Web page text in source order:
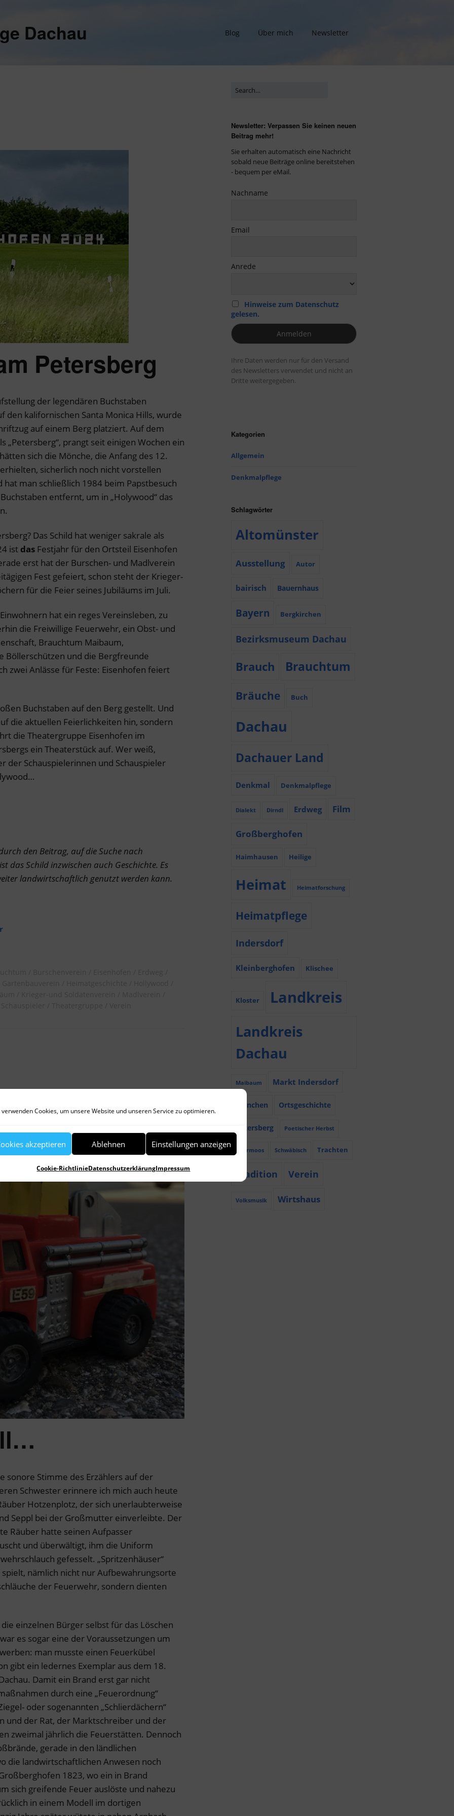
verwenden Cookies, um unsere Website und unseren Service zu optimieren.
akzeptieren Ablehnen Einstellungen anzeigen
Cookie-RichtlinieDatenschutzerklärungImpressum
Dachau Blog Über mich Newsletter
Petersberg
der legendären Buchstaben
den kalifornischen Santa Monica Hills, wurde
auf einem Berg platziert. Auf dem
„Petersberg“, prangt seit einigen Wochen ein
sich die Mönche, die Anfang des 12.
sicherlich noch nicht vorstellen
man schließlich 1984 beim Papstbesuch
entfernt, um in „Holywood“ das
Das Schild hat weniger sakrale als
ist das Festjahr für den Ortsteil Eisenhofen
erst hat der Burschen- und Madlverein
Fest gefeiert, schon steht der Krieger-
für die Feier seines Jubiläums im Juli.
hat ein reges Vereinsleben, zu
die Freiwillige Feuerwehr, ein Obst- und
Brauchtum Maibaum,
Böllerschützen und die Bergfreunde
zwei Anlässe für Feste: Eisenhofen feiert
Buchstaben auf den Berg gestellt. Und
die aktuellen Feierlichkeiten hin, sondern
die Theatergruppe Eisenhofen im
ein Theaterstück auf. Wer weiß,
der Schauspielerinnen und Schauspieler
den Beitrag, auf die Suche nach
das Schild inzwischen auch Geschichte. Es
landwirtschaftlich genutzt werden kann.
sonore Stimme des Erzählers auf der
Schwester erinnere ich mich auch heute
Hotzenplotz, der sich unerlaubterweise
Seppl bei der Großmutter einverleibte. Der
Räuber hatte seinen Aufpasser
und überwältigt, ihm die Uniform
gefesselt. „Spritzenhäuser“
nämlich nicht nur Aufbewahrungsorte
der Feuerwehr, sondern dienten
einzelnen Bürger selbst für das Löschen
es sogar eine der Voraussetzungen um
man musste einen Feuerkübel
gibt ein ledernes Exemplar aus dem 18.
Damit ein Brand erst gar nicht
durch eine „Feuerordnung“
oder sogenannten „Schlierdächern“
und der Rat, der Marktschreiber und der
zweimal jährlich die Feuerstätten. Dennoch
gerade in den ländlichen
die landwirtschaftlichen Anwesen noch
1823, wo ein in Brand
sich greifende Feuer auslöste und nahezu
in einem Modell im dortigen
Newsletter: Verpassen Sie keinen neuen
Beitrag mehr!
Sie erhalten automatisch eine Nachricht
sobald neue Beiträge online bereitstehen
- bequem per eMail.
Nachname
Email
Anrede
Hinweise zum Datenschutz
gelesen.
Ihre Daten werden nur für den Versand
des Newsletters verwendet und nicht an
Dritte weitergegeben.
Kategorien
Allgemein
Denkmalpflege
Schlagwörter
Altomünster
Ausstellung Autor
bairisch Bauernhaus
Bayern Bergkirchen
Bezirksmuseum Dachau
Brauch Brauchtum
Bräuche Buch
Dachau
Dachauer Land
Denkmal Denkmalpflege
Dialekt Dirndl Erdweg Film
Großberghofen
Haimhausen Heilige
Heimat Heimatforschung
Heimatpflege
Indersdorf
Kleinberghofen Klischee
Kloster Landkreis
Landkreis
Dachau
Maibaum Markt Indersdorf
München Ortsgeschichte
Petersberg Poetischer Herbst
Röhrmoos Schwäbisch Trachten
Tradition Verein
Volksmusik Wirtshaus